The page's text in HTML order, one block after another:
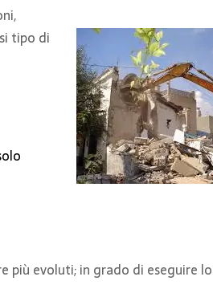
tipo di
più evoluti; in grado di eseguire